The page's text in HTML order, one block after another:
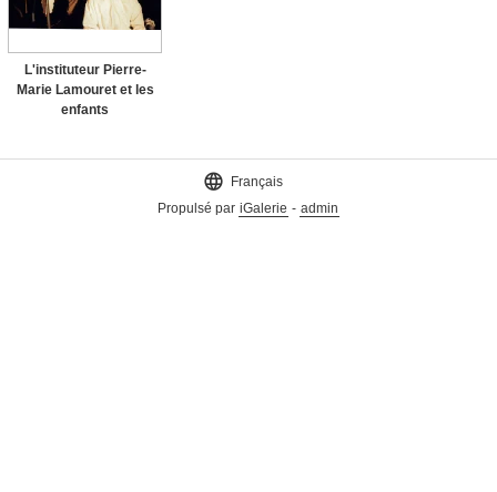
L'instituteur Pierre-
Marie Lamouret et les
enfants

Français
Propulsé par iGalerie - admin